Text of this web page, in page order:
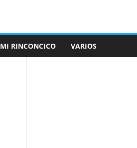
MI RINCONCICO VARIOS